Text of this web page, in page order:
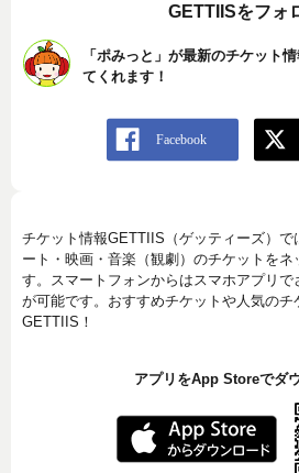
GETTIISをフォ
「ポみっと」が最新のチケット
てくれます！
チケット情報GETTIIS（ゲッティーズ）
ート・映画・音楽（観劇）のチケットをネ
す。スマートフォンからはスマホアプリで
が可能です。おすすめチケットや人気のチ
GETTIIS！
アプリをApp Storeでダ